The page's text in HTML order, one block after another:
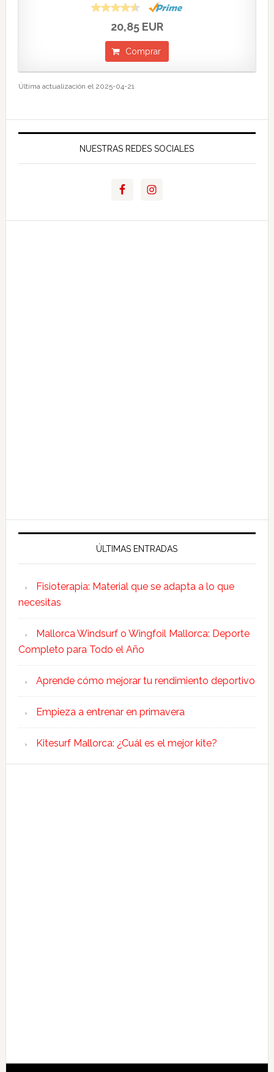
20,85 EUR
Comprar
Última actualización el 2025-04-21
NUESTRAS REDES SOCIALES
ÚLTIMAS ENTRADAS
Fisioterapia: Material que se adapta a lo que
necesitas
Mallorca Windsurf o Wingfoil Mallorca: Deporte
Completo para Todo el Año
Aprende cómo mejorar tu rendimiento deportivo
Empieza a entrenar en primavera
Kitesurf Mallorca: ¿Cuál es el mejor kite?